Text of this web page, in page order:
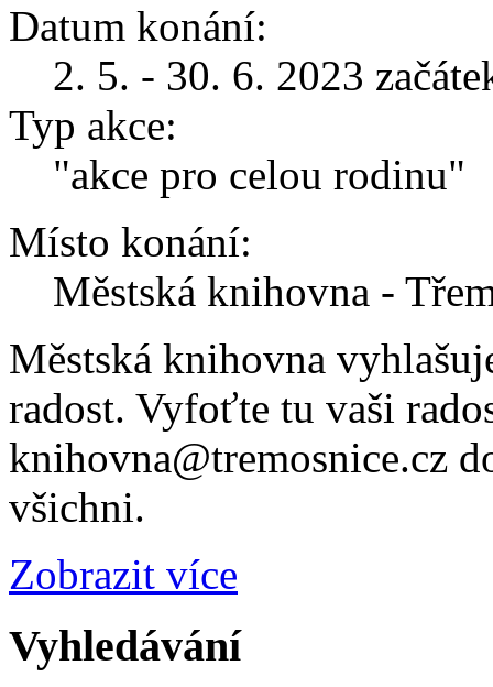
Datum konání:
2. 5. - 30. 6. 2023
Typ akce:
"akce pro celou rodinu"
Místo konání:
Městská knihovna -
Městská knihovna
radost. Vyfoťte tu vaši
knihovna@tremosnice.cz
všichni.
Zobrazit více
Vyhledávání